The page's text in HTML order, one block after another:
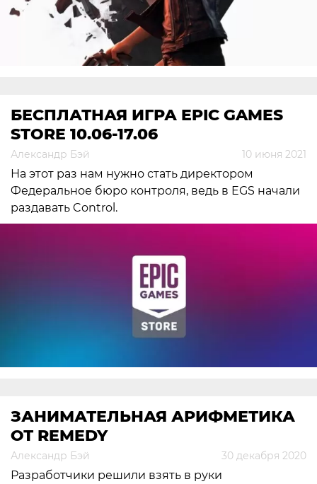
БЕСПЛАТНАЯ ИГРА EPIC GAMES
STORE 10.06-17.06
Александр Бэй 10 июня 2021
На этот раз нам нужно стать директором
Федеральное бюро контроля, ведь в EGS начали
раздавать Control.
ЗАНИМАТЕЛЬНАЯ АРИФМЕТИКА
ОТ REMEDY
Александр Бэй 30 декабря 2020
Разработчики решили взять в руки